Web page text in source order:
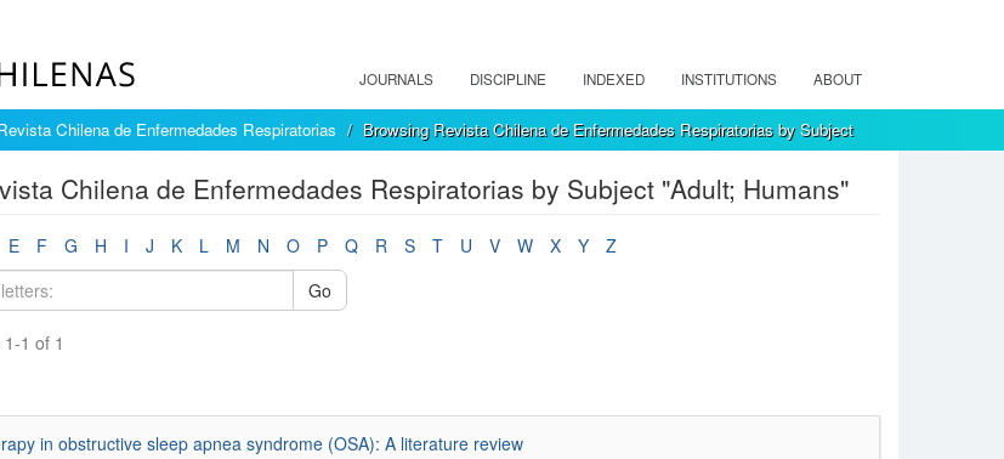
JOURNALS DISCIPLINE INDEXED INSTITUTIONS ABOUT
Chilena de Enfermedades Respiratorias Browsing Revista Chilena de Enfermedades Respiratorias by Subject
Chilena de Enfermedades Respiratorias by Subject "Adult; Humans"
E F G H I J K L M N O P Q R S T U V W X Y
Z
Go
1 of 1
in obstructive sleep apnea syndrome (OSA): A literature review